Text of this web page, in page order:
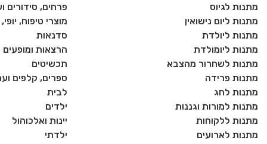
מתנות לגיוס
מתנות ליום נישואין
מתנות ליולדת
מתנות ליומולדת
מתנות לשחרור מהצבא
מתנות פרידה
מתנות לחג
מתנות למורות וגננות
מתנות ללקוחות
מתנות לארועים
פרחים, סידורים
מוצרי טיפוח,
סדנאות
הרצאות ומופעים
תכשיטים
ספרים, קלפים
לבית
ילדים
יינות ואלכוהול
ילדתי